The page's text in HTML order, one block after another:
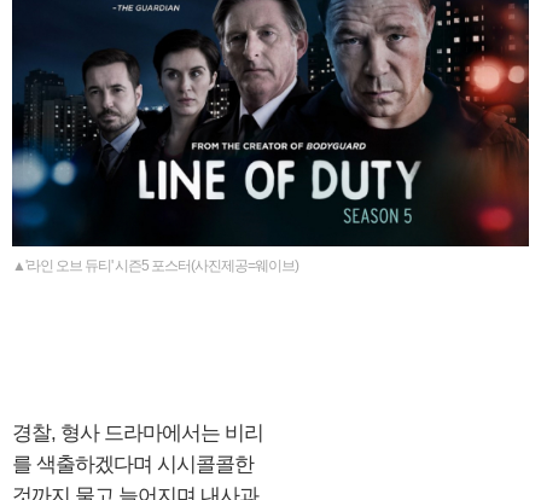
▲'라인 오브 듀티' 시즌5 포스터(사진제공=웨이브)
경찰, 형사 드라마에서는 비리
를 색출하겠다며 시시콜콜한